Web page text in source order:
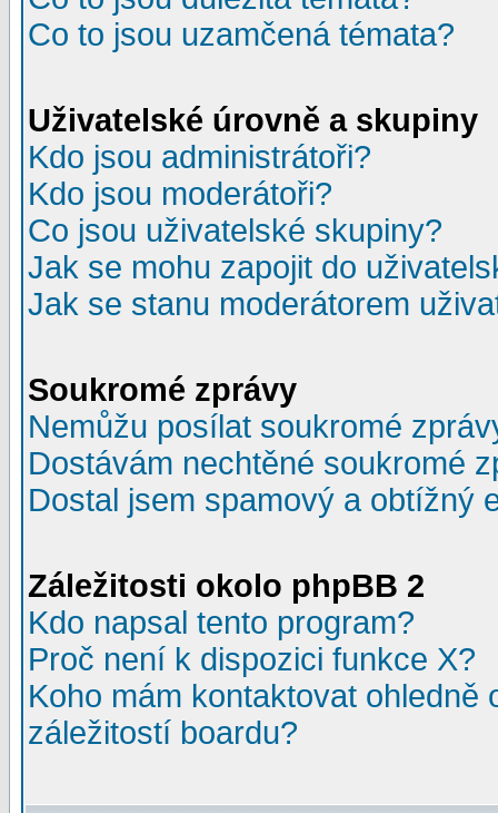
Co to jsou uzamčená témata?
Uživatelské úrovně a skupiny
Kdo jsou administrátoři?
Kdo jsou moderátoři?
Co jsou uživatelské skupiny?
Jak se mohu zapojit do
Jak se stanu moderátorem
Soukromé zprávy
Nemůžu posílat soukromé
Dostávám nechtěné soukromé
Dostal jsem spamový a obtížný
Záležitosti okolo phpBB 2
Kdo napsal tento program?
Proč není k dispozici funkce X?
Koho mám kontaktovat
záležitostí boardu?